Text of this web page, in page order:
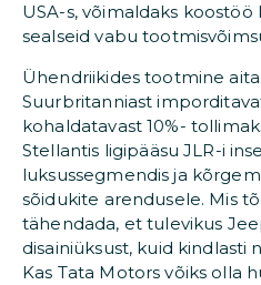
USA-s, võimaldaks
sealseid vabu
Ühendriikides tootmine
Suurbritanniast
kohaldatavast 10%-
Stellantis ligipääsu JLR-i
luksussegmendis ja
sõidukite arendusele. Mis
tähendada, et tulevikus
disainiüksust, kuid kindlasti
Kas Tata Motors võiks olla